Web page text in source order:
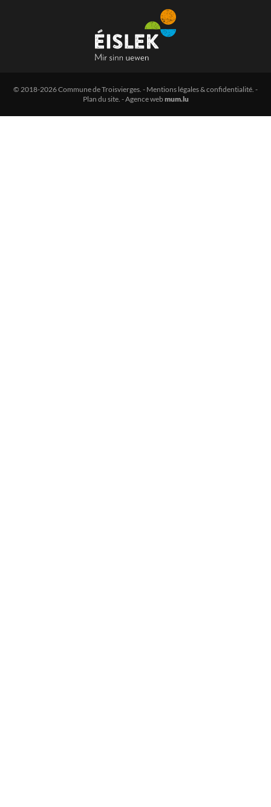
© 2018-2026 Commune de Troisvierges. - Mentions légales & confidentialité. -
Plan du site. -Agence webmum.lu